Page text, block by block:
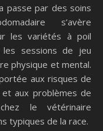
passe par des soins
s’avère
les variétés à poil
sessions de jeu
physique et mental.
aux risques de
et aux problèmes de
le vétérinaire
typiques de la race.